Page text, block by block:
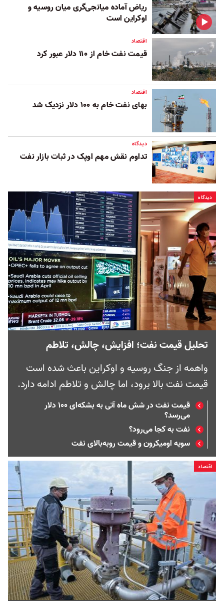
ریاض آماده میانجی‌گری میان روسیه و
اوکراین است
اقتصاد
قیمت نفت خام از ۱۱۰ دلار عبور کرد
اقتصاد
بهای نفت خام به ۱۰۰ دلار نزدیک شد
دیدگاه
تداوم نقش مهم اوپک در ثبات بازار نفت
دیدگاه
تحلیل قیمت نفت؛ افزایش، چالش، تلاطم
واهمه از جنگ روسیه و اوکراین باعث شده است
قیمت نفت بالا برود، اما چالش و تلاطم ادامه دارد.
قیمت نفت در شش ماه آتی به بشکه‌ای ۱۰۰ دلار
می‌رسد؟
نفت به کجا می‌رود؟
سویه اومیکرون و قیمت روبه‌بالای نفت
اقتصاد